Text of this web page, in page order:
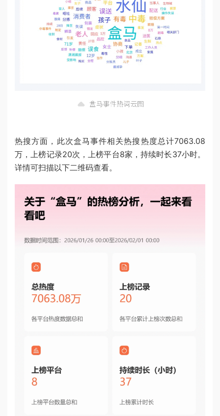
热搜方面，此次盒马事件相关热搜热度总计7063.08
万，上榜记录20次，上榜平台8家，持续时长37小时。
详情可扫描以下二维码查看。